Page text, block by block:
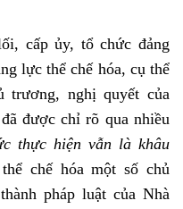
cấp ủy, tổ chức đảng
lực thể chế hóa, cụ thể
trương, nghị quyết của
được chỉ rõ qua nhiều
thực hiện vẫn là khâu
chế hóa một số chủ
pháp luật của Nhà